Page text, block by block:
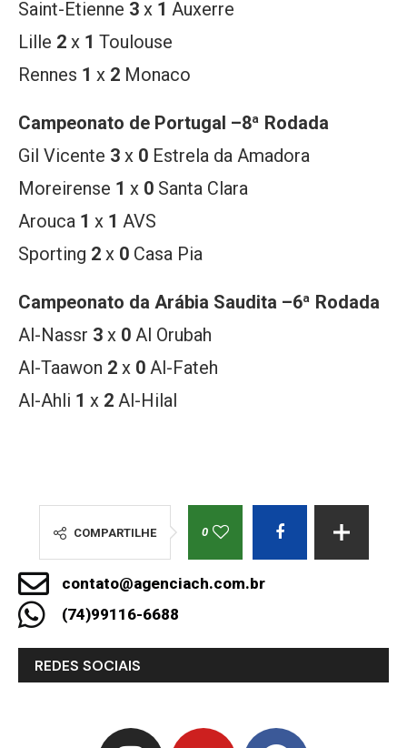
Saint-Etienne 3 x 1 Auxerre
Lille 2 x 1 Toulouse
Rennes 1 x 2 Monaco
Campeonato de Portugal –8ª Rodada
Gil Vicente 3 x 0 Estrela da Amadora
Moreirense 1 x 0 Santa Clara
Arouca 1 x 1 AVS
Sporting 2 x 0 Casa Pia
Campeonato da Arábia Saudita –6ª Rodada
Al-Nassr 3 x 0 Al Orubah
Al-Taawon 2 x 0 Al-Fateh
Al-Ahli 1 x 2 Al-Hilal
COMPARTILHE 0
contato@agenciach.com.br
(74)99116-6688
REDES SOCIAIS